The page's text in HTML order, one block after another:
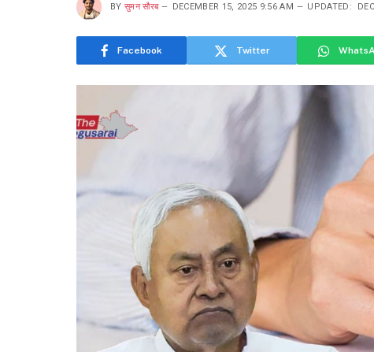
BY सुमन सौरब DECEMBER 15, 2025 9:56 AM UPDATED:
Facebook Twitter